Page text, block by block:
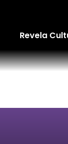
Revela